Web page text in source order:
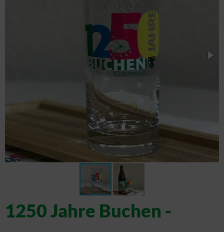
1250 Jahre Buchen -